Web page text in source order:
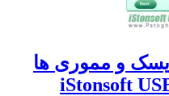
مموری ها